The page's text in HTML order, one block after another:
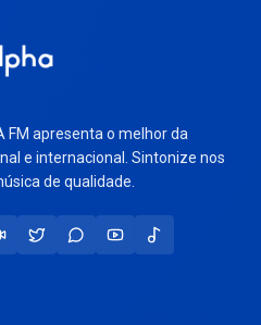
FM apresenta o melhor da
e internacional. Sintonize nos
de qualidade.